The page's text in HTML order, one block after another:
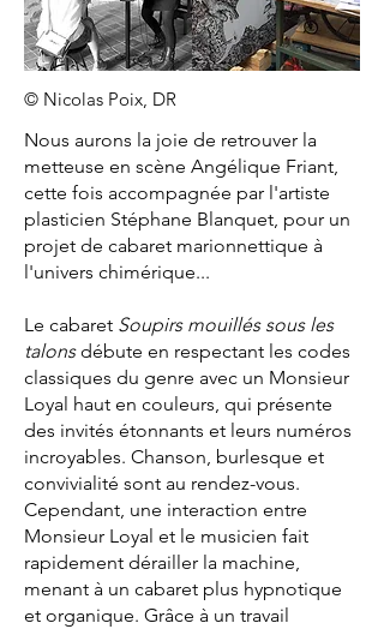
© Nicolas Poix, DR
Nous aurons la joie de retrouver la
metteuse en scène Angélique Friant,
cette fois accompagnée par l'artiste
plasticien Stéphane Blanquet, pour un
projet de cabaret marionnettique à
l'univers chimérique...
Le cabaret Soupirs mouillés sous les
talonsdébute en respectant les codes
classiques du genre avec un Monsieur
Loyal haut en couleurs, qui présente
des invités étonnants et leurs numéros
incroyables. Chanson, burlesque et
convivialité sont au rendez-vous.
Cependant, une interaction entre
Monsieur Loyal et le musicien fait
rapidement dérailler la machine,
menant à un cabaret plus hypnotique
et organique. Grâce à un travail